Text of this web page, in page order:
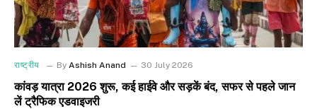
राष्ट्रीय By Ashish Anand 30 July 2026
कांवड़ यात्रा 2026 शुरू, कई हाईवे और सड़कें बंद, सफर से पहले जान
लें ट्रैफिक एडवाइजरी